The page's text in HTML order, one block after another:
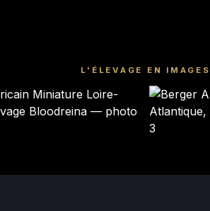
L'ÉLEVAGE EN IMAGES